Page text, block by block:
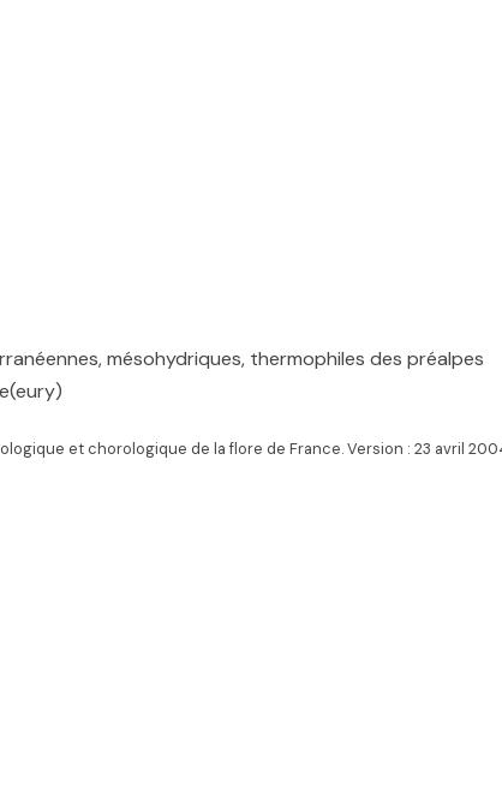
mésohydriques, thermophiles des préalpes
et chorologique de la flore de France. Version : 23 avril